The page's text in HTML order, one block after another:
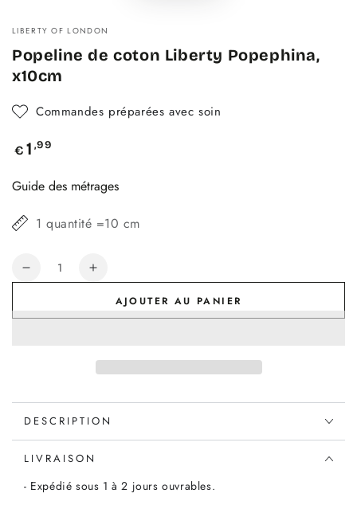
LIBERTY OF LONDON
Popeline de coton Liberty Popephina,
x10cm
Commandes préparées avec soin
Prix
€ 1 ,99
Guide des métrages
1 quantité =10 cm
Quantité
Réduire
Popephina,
x10cm
Augmenter
quantité
de
coton
Popephina,
x10cm
AJOUTER AU PANIER
DESCRIPTION
LIVRAISON
- Expédié sous 1 à 2 jours ouvrables.